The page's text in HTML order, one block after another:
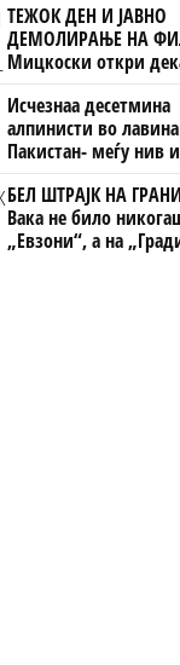
ТЕЖОК ДЕН И ЈАВНО
ДЕМОЛИРАЊЕ НА
Мицкоски откри
човекот појма нема
ништо, освен за кеш
Исчезнаа десетмина
алпинисти во
Пакистан- меѓу нив
Непалец
БЕЛ ШТРАЈК НА
Вака не било
„Евзони“, а на